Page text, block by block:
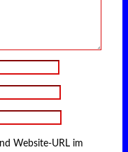
Website-URL im